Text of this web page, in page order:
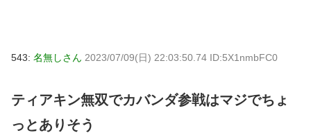
543: 名無しさん 2023/07/09(日) 22:03:50.74 ID:5X1nmbFC0
ティアキン無双でカバンダ参戦はマジでちょ
っとありそう